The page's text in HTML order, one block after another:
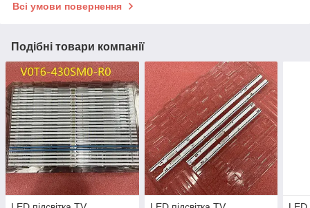
Всі умови повернення
Подібні товари компанії